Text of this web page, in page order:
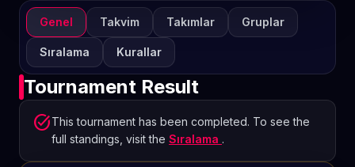
Genel Takvim Takımlar Gruplar
Sıralama Kurallar
Tournament Result
task_altThis tournament has been completed. To see the
full standings, visit the Sıralama .